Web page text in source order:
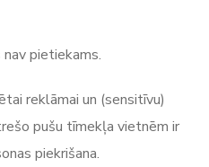
pietiekams.
reklāmai un (sensitīvu)
pušu tīmekļa vietnēm ir
piekrišana.